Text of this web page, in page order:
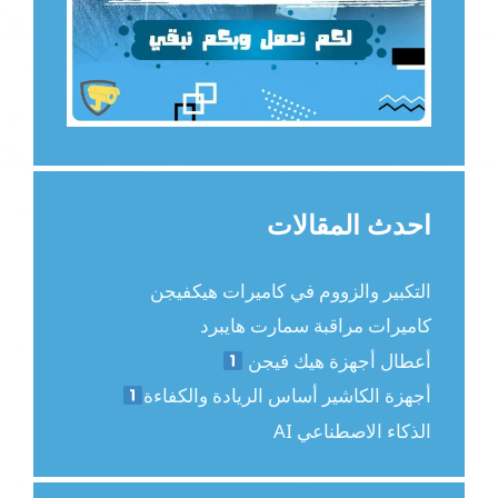
احدث المقالات
التكبير والزووم في كاميرات هيكفيجن
كاميرات مراقبة سمارت هايبرد
أعطال أجهزة هيك فيجن
أجهزة الكاشير أساس الريادة والكفاءة
الذكاء الاصطناعي AI